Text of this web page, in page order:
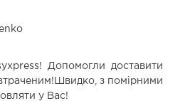
Допомогли доставити
з помірними
у Вас!